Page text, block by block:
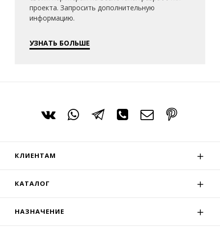
проекта. Запросить дополнительную
информацию.
УЗНАТЬ БОЛЬШЕ
КЛИЕНТАМ
КАТАЛОГ
НАЗНАЧЕНИЕ